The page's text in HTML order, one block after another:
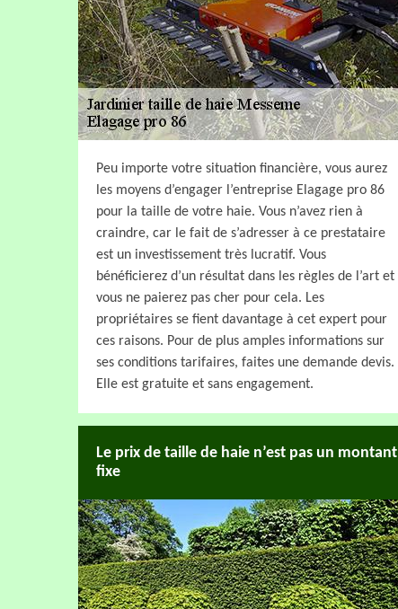
Peu importe votre situation financière, vous aurez
les moyens d’engager l’entreprise Elagage pro 86
pour la taille de votre haie. Vous n’avez rien à
craindre, car le fait de s’adresser à ce prestataire
est un investissement très lucratif. Vous
bénéficierez d’un résultat dans les règles de l’art et
vous ne paierez pas cher pour cela. Les
propriétaires se fient davantage à cet expert pour
ces raisons. Pour de plus amples informations sur
ses conditions tarifaires, faites une demande devis.
Elle est gratuite et sans engagement.
Le prix de taille de haie n’est pas un montant
fixe